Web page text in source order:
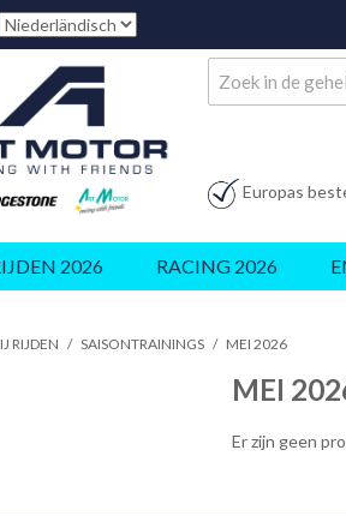
Europas
2026 RACING 2026
RIJDEN / SAISONTRAININGS / MEI 2026
MEI
Er zijn geen